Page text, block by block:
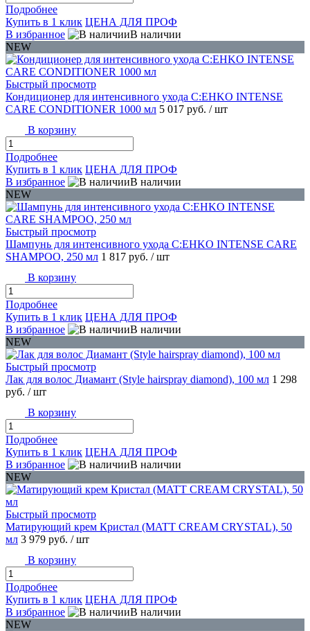
Подробнее
Купить в 1 клик ЦЕНА ДЛЯ ПРОФ
В избранное
В наличии
NEW
Быстрый просмотр
Кондиционер для интенсивного ухода C:EHKO INTENSE
CARE CONDITIONER 1000 мл 5 017 руб. / шт
В корзину
Подробнее
Купить в 1 клик ЦЕНА ДЛЯ ПРОФ
В избранное
В наличии
NEW
Быстрый просмотр
Шампунь для интенсивного ухода C:EHKO INTENSE CARE
SHAMPOO, 250 мл 1 817 руб. / шт
В корзину
Подробнее
Купить в 1 клик ЦЕНА ДЛЯ ПРОФ
В избранное
В наличии
NEW
Быстрый просмотр
Лак для волос Диамант (Style hairspray diamond), 100 мл 1 298
руб. / шт
В корзину
Подробнее
Купить в 1 клик ЦЕНА ДЛЯ ПРОФ
В избранное
В наличии
NEW
Быстрый просмотр
Матирующий крем Кристал (MATT CREAM CRYSTAL), 50
мл 3 979 руб. / шт
В корзину
Подробнее
Купить в 1 клик ЦЕНА ДЛЯ ПРОФ
В избранное
В наличии
NEW